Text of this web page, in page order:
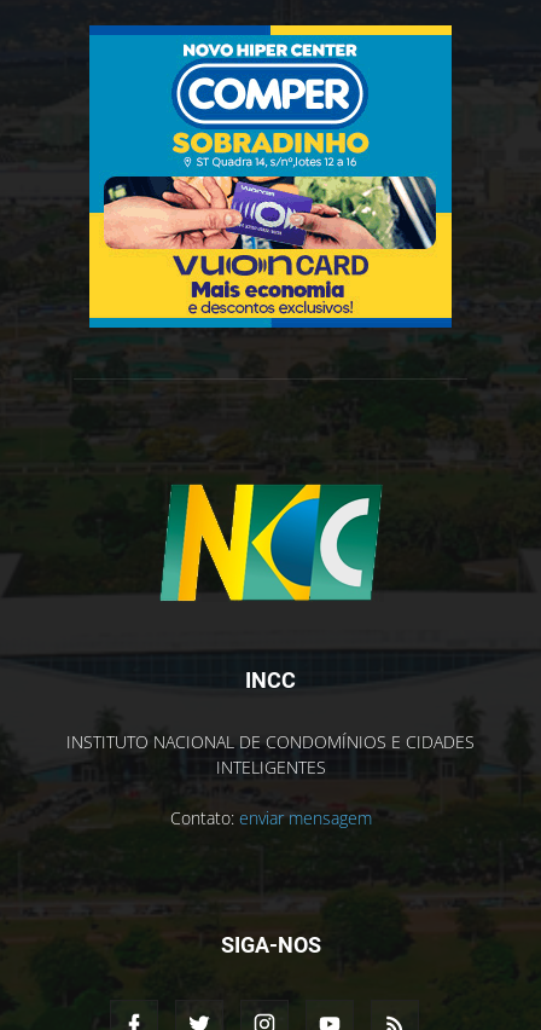
INCC
INSTITUTO NACIONAL DE CONDOMÍNIOS E CIDADES
INTELIGENTES
Contato: enviar mensagem
SIGA-NOS